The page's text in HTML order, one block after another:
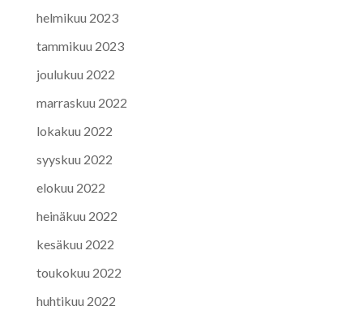
helmikuu 2023
tammikuu 2023
joulukuu 2022
marraskuu 2022
lokakuu 2022
syyskuu 2022
elokuu 2022
heinäkuu 2022
kesäkuu 2022
toukokuu 2022
huhtikuu 2022